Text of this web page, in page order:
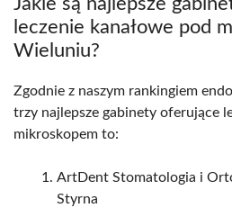
Jakie są najlepsze
leczenie kanałowe pod
Wieluniu?
Zgodnie z naszym rankingiem
trzy najlepsze gabinety oferujące
mikroskopem to:
ArtDent Stomatologia i
Styrna